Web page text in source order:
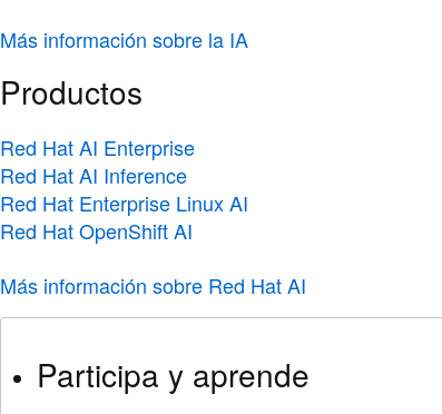
Más información sobre la IA
Productos
Red Hat AI Enterprise
Red Hat AI Inference
Red Hat Enterprise Linux AI
Red Hat OpenShift AI
Más información sobre Red Hat AI
Participa y aprende